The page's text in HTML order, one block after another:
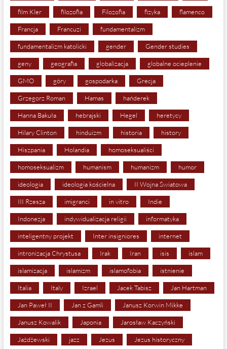
film Kler filozofia Filozofia fizyka flamenco
Francja Francuzi fundamentalizm
fundamentalizm katolicki gender Gender studies
geny geografia globalizacja globalne ocieplenie
GMO góry gospodarka Grecja
Grzegorz Roman Hamas hańderek
Hanna Bakuła hebrajski Hegel heretycy
Hilary Clinton hinduizm historia history
Hiszpania Holandia homoseksualiści
homoseksualizm humanism humanizm humor
ideologia ideologia kościelna II Wojna Światowa
III Rzesza imigranci in vitro Indie
Indonezja indywidualizacja religii informatyka
inteligentny projekt Inter insigniores internet
intronizacja Chrystusa Irak Iran isis islam
islamizacja islamizm islamofobia istnienie
Italia Italy Izrael Jacek Tabisz Jan Hartman
Jan Paweł II Jan z Gamli Janusz Korwin Mikke
Janusz Kowalik Japonia Jarosław Kaczyński
Jażdżewski jazz Jezus Jezus historyczny